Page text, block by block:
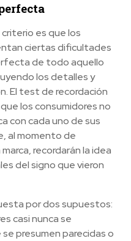
es que los
ciertas dificultades
de todo aquello
los detalles y
El test de recordación
los consumidores no
con cada uno de sus
al momento de
recordarán la idea
del signo que vieron
por dos supuestos:
casi nunca se
presumen parecidas o